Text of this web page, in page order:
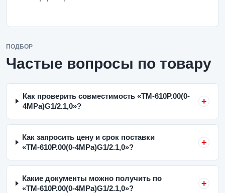
ПОДБОР
Частые вопросы по товару
Как проверить совместимость «ТМ-610Р.00(0-
4MPa)G1/2.1,0»?
Как запросить цену и срок поставки
«ТМ-610Р.00(0-4MPa)G1/2.1,0»?
Какие документы можно получить по
«ТМ-610Р.00(0-4MPa)G1/2.1,0»?